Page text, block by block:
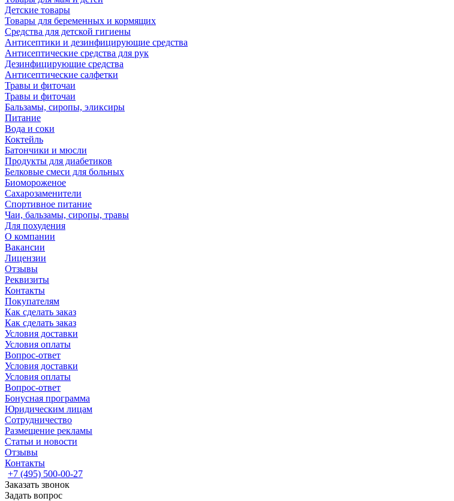
Детские товары
Товары для беременных и кормящих
Средства для детской гигиены
Антисептики и дезинфицирующие средства
Антисептические средства для рук
Дезинфицирующие средства
Антисептические салфетки
Травы и фиточаи
Травы и фиточаи
Бальзамы, сиропы, эликсиры
Питание
Вода и соки
Коктейль
Батончики и мюсли
Продукты для диабетиков
Белковые смеси для больных
Биомороженое
Сахарозаменители
Спортивное питание
Чаи, бальзамы, сиропы, травы
Для похудения
О компании
Вакансии
Лицензии
Отзывы
Реквизиты
Контакты
Покупателям
Как сделать заказ
Как сделать заказ
Условия доставки
Условия оплаты
Вопрос-ответ
Условия доставки
Условия оплаты
Вопрос-ответ
Бонусная программа
Юридическим лицам
Сотрудничество
Размещение рекламы
Статьи и новости
Отзывы
Контакты
+7 (495) 500-00-27
Заказать звонок
Задать вопрос